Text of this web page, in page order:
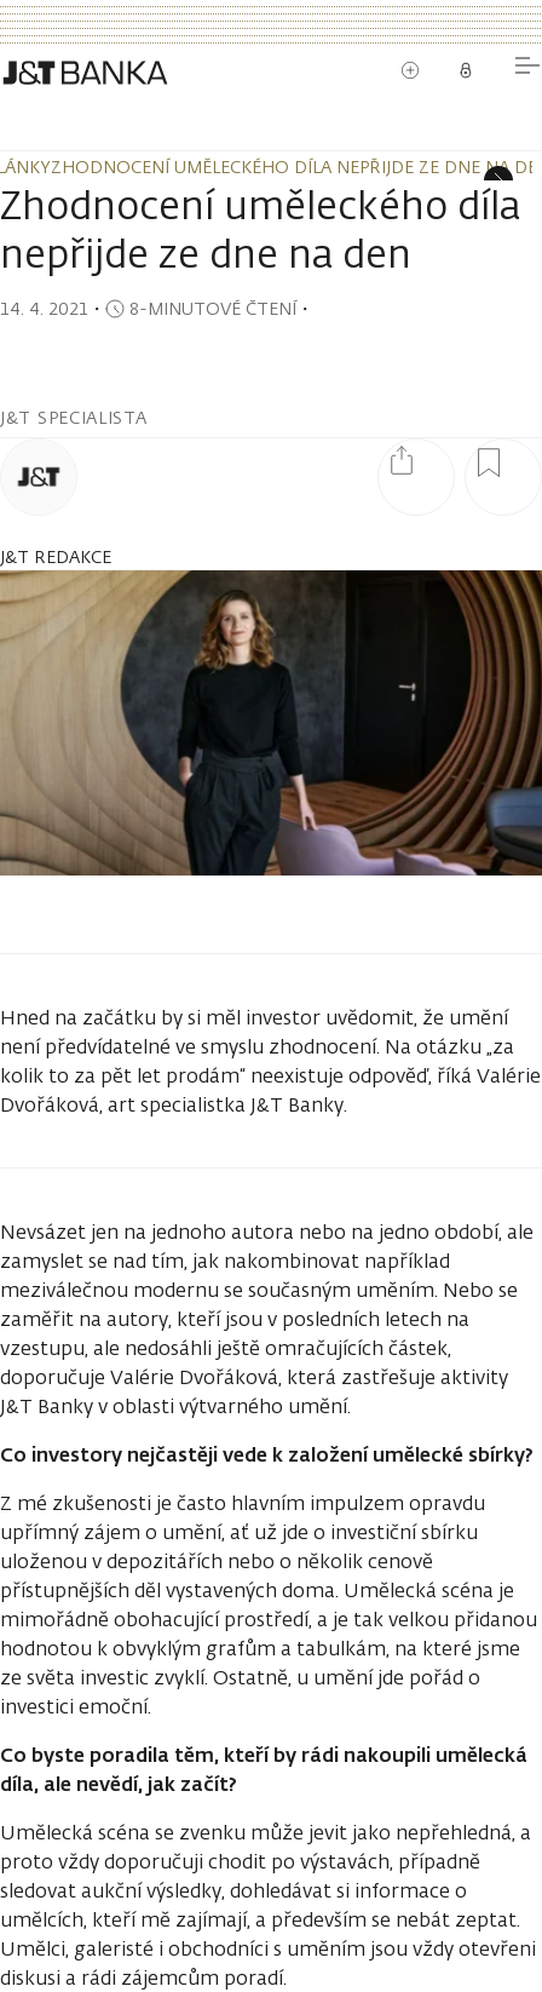
ZHODNOCENÍ UMĚLECKÉHO DÍLA NEPŘIJDE ZE DNE NA
ZHODNOCENÍ UMĚLECKÉHO DÍLA NEPŘIJDE ZE DNE NA
Zhodnocení uměleckého díla
nepřijde ze dne na den
14. 4. 2021 ・ 8-MINUTOVÉ ČTENÍ・
J&T SPECIALISTA
J&T REDAKCE
Hned na začátku by si měl investor uvědomit, že umění
není předvídatelné ve smyslu zhodnocení. Na otázku „za
kolik to za pět let prodám“ neexistuje odpověď, říká Valérie
Dvořáková, art specialistka J&T Banky.
Nevsázet jen na jednoho autora nebo na jedno období, ale
zamyslet se nad tím, jak nakombinovat například
meziválečnou modernu se současným uměním. Nebo se
zaměřit na autory, kteří jsou v posledních letech na
vzestupu, ale nedosáhli ještě omračujících částek,
doporučuje Valérie Dvořáková, která zastřešuje aktivity
J&T Banky v oblasti výtvarného umění.
Co investory nejčastěji vede k založení umělecké sbírky?
Z mé zkušenosti je často hlavním impulzem opravdu
upřímný zájem o umění, ať už jde o investiční sbírku
uloženou v depozitářích nebo o několik cenově
přístupnějších děl vystavených doma. Umělecká scéna je
mimořádně obohacující prostředí, a je tak velkou přidanou
hodnotou k obvyklým grafům a tabulkám, na které jsme
ze světa investic zvyklí. Ostatně, u umění jde pořád o
investici emoční.
Co byste poradila těm, kteří by rádi nakoupili umělecká
díla, ale nevědí, jak začít?
Umělecká scéna se zvenku může jevit jako nepřehledná, a
proto vždy doporučuji chodit po výstavách, případně
sledovat aukční výsledky, dohledávat si informace o
umělcích, kteří mě zajímají, a především se nebát zeptat.
Umělci, galeristé i obchodníci s uměním jsou vždy otevřeni
diskusi a rádi zájemcům poradí.